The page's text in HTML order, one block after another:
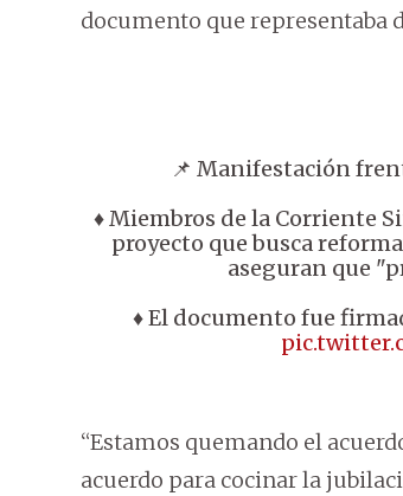
documento que representaba
📌 Manifestación
♦️ Miembros de la Corriente
proyecto que busca
aseguran que
♦️ El documento fue
“Estamos quemando el
acuerdo para cocinar la